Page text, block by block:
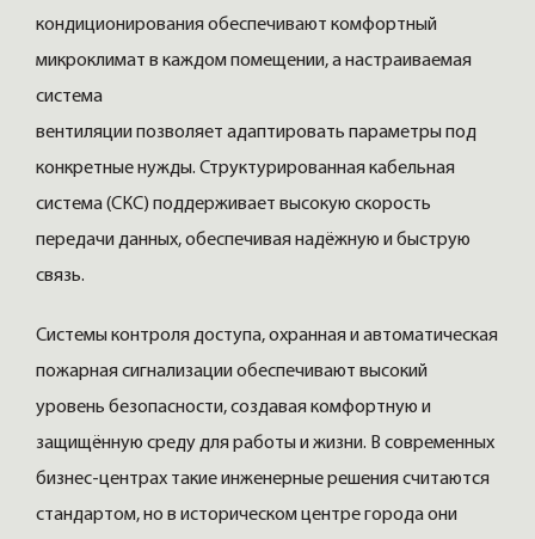
кондиционирования обеспечивают комфортный
микроклимат в каждом помещении, а настраиваемая
система
вентиляции позволяет адаптировать параметры под
конкретные нужды. Структурированная кабельная
система (СКС) поддерживает высокую скорость
передачи данных, обеспечивая надёжную и быструю
связь.
Системы контроля доступа, охранная и автоматическая
пожарная сигнализации обеспечивают высокий
уровень безопасности, создавая комфортную и
защищённую среду для работы и жизни. В современных
бизнес-центрах такие инженерные решения считаются
стандартом, но в историческом центре города они